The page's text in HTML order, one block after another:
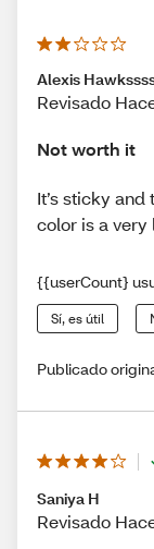
Alexis
Revisado
Not worth it
It’s sticky
color is a very
{{userCount}
Sí, es útil
Publicado
Saniya H
Revisado